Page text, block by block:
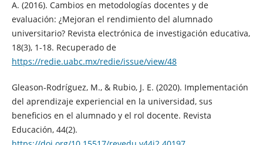
A. (2016). Cambios en metodologías docentes y de
evaluación: ¿Mejoran el rendimiento del alumnado
universitario? Revista electrónica de investigación educativa,
18(3), 1-18. Recuperado de
https://redie.uabc.mx/redie/issue/view/48
Gleason-Rodríguez, M., & Rubio, J. E. (2020). Implementación
del aprendizaje experiencial en la universidad, sus
beneficios en el alumnado y el rol docente. Revista
Educación, 44(2).